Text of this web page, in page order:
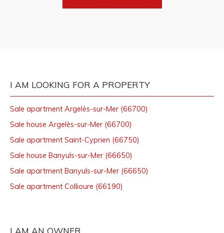
I AM LOOKING FOR A PROPERTY
Sale apartment Argelès-sur-Mer (66700)
Sale house Argelès-sur-Mer (66700)
Sale apartment Saint-Cyprien (66750)
Sale house Banyuls-sur-Mer (66650)
Sale apartment Banyuls-sur-Mer (66650)
Sale apartment Collioure (66190)
I AM AN OWNER